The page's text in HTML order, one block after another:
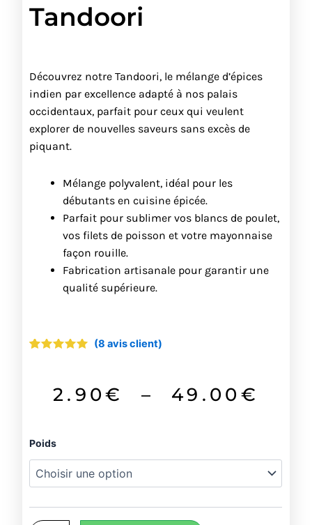
Tandoori
Découvrez notre Tandoori, le mélange d’épices
indien par excellence adapté à nos palais
occidentaux, parfait pour ceux qui veulent
explorer de nouvelles saveurs sans excès de
piquant.
Mélange polyvalent, idéal pour les
débutants en cuisine épicée.
Parfait pour sublimer vos blancs de poulet,
vos filets de poisson et votre mayonnaise
façon rouille.
Fabrication artisanale pour garantir une
qualité supérieure.
sur
notations
(8 avis client)
2.90€ – 49.00 €
à
Poids
quantité
Tandoori